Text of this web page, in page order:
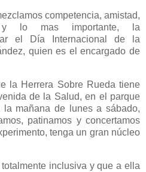
competencia, amistad,
y lo mas importante, la
el Día Internacional de la
quien es el encargado de
la Herrera Sobre Rueda tiene
de la Salud, en el parque
mañana de lunes a sábado,
patinamos y concertamos
tenga un gran núcleo
inclusiva y que a ella